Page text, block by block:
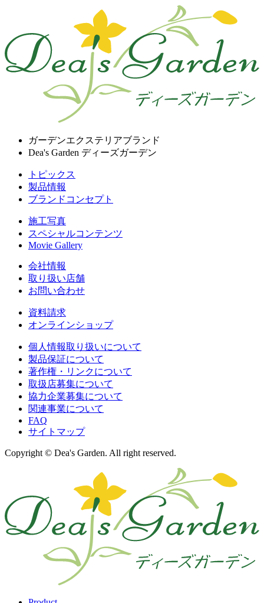
ガーデンエクステリアブランド
Dea's Garden ディーズガーデン
トピックス
製品情報
ブランドコンセプト
施工写真
スペシャルコンテンツ
Movie Gallery
会社情報
取り扱い店舗
お問い合わせ
資料請求
オンラインショップ
個人情報取り扱いについて
製品保証について
著作権・リンクについて
取扱店募集について
協力企業募集について
関連事業について
FAQ
サイトマップ
Copyright © Dea's Garden. All right reserved.